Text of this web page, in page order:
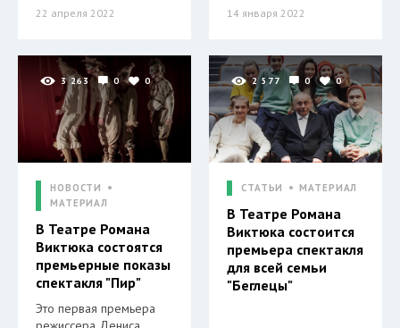
22 апреля 2022 14 января 2022
3 263 0 0
НОВОСТИ
МАТЕРИАЛ
В Театре Романа
Виктюка состоятся
премьерные показы
спектакля "Пир"
Это первая премьера
2 577 0 0
СТАТЬИ МАТЕРИАЛ
В Театре Романа
Виктюка состоится
премьера спектакля
для всей семьи
"Беглецы"